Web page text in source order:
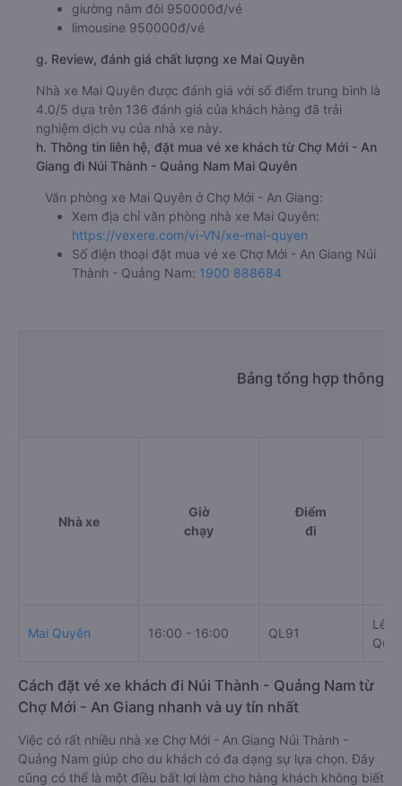
giường nằm đôi 950000đ/vé
limousine 950000đ/vé
g. Review, đánh giá chất lượng xe Mai Quyên
Nhà xe Mai Quyên được đánh giá với số điểm trung bình là
4.0/5 dựa trên 136 đánh giá của khách hàng đã trải
nghiệm dịch vụ của nhà xe này.
h. Thông tin liên hệ, đặt mua vé xe khách từ Chợ Mới - An
Giang đi Núi Thành - Quảng Nam Mai Quyên
Văn phòng xe Mai Quyên ở Chợ Mới - An Giang:
Xem địa chỉ văn phòng nhà xe Mai Quyên:
https://vexere.com/vi-VN/xe-mai-quyen
Số điện thoại đặt mua vé xe Chợ Mới - An Giang Núi
Thành - Quảng Nam: 1900 888684
Bảng tổng hợp thông
Nhà xe
Giờ
chạy
Điểm
đi
Mai Quyên 16:00 - 16:00 QL91
Lê
Cách đặt vé xe khách đi Núi Thành - Quảng Nam từ
Chợ Mới - An Giang nhanh và uy tín nhất
Việc có rất nhiều nhà xe Chợ Mới - An Giang Núi Thành -
Quảng Nam giúp cho du khách có đa dạng sự lựa chọn. Đây
cũng có thể là một điều bất lợi làm cho hàng khách không biết